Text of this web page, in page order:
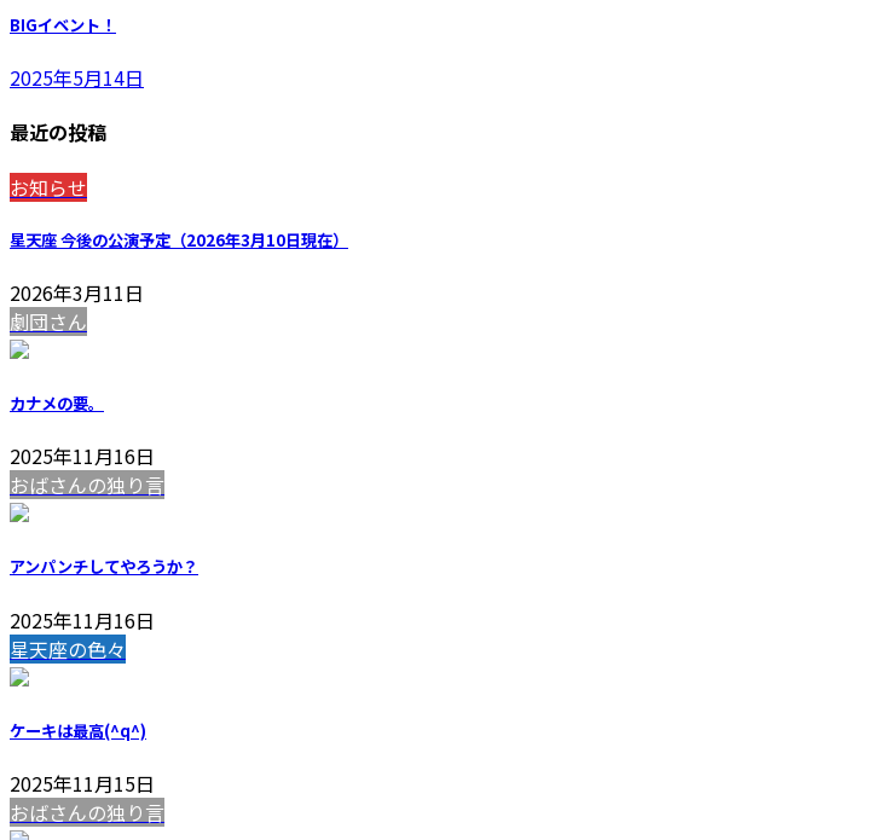
BIGイベント！
2025年5月14日
最近の投稿
お知らせ
星天座 今後の公演予定（2026年3月10日現在）
2026年3月11日
劇団さん
カナメの要。
2025年11月16日
おばさんの独り言
アンパンチしてやろうか？
2025年11月16日
星天座の色々
ケーキは最高(^q^)
2025年11月15日
おばさんの独り言